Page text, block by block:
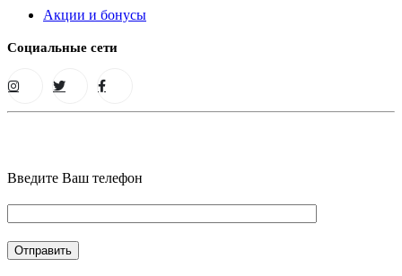
Акции и бонусы
Социальные сети
Введите Ваш телефон